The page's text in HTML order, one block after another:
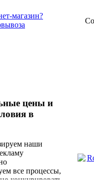
магазин?
цены и
в
наши
все процессы,
конкурировать